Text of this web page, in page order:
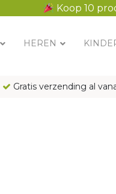
Koop 10
HEREN
Gratis verzending al